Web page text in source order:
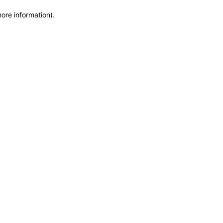
information).